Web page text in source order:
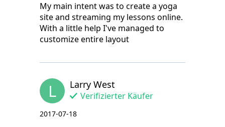
My main intent was to create a yoga
site and streaming my lessons online.
With a little help I've managed to
customize entire layout
L Larry West
Verifizierter Käufer
2017-07-18